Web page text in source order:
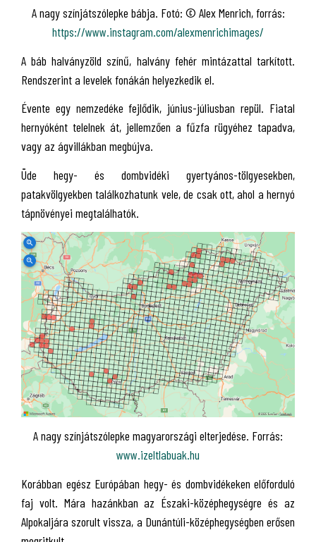
A nagy színjátszólepke bábja. Fotó: © Alex Menrich, forrás:
https://www.instagram.com/alexmenrichimages/
A báb halványzöld színű, halvány fehér mintázattal tarkított.
Rendszerint a levelek fonákán helyezkedik el.
Évente egy nemzedéke fejlődik, június-júliusban repül. Fiatal
hernyóként telelnek át, jellemzően a fűzfa rügyéhez tapadva,
vagy az ágvillákban megbújva.
Üde hegy- és dombvidéki gyertyános-tölgyesekben,
patakvölgyekben találkozhatunk vele, de csak ott, ahol a hernyó
tápnövényei megtalálhatók.
A nagy színjátszólepke magyarországi elterjedése. Forrás:
www.izeltlabuak.hu
Korábban egész Európában hegy- és dombvidékeken előforduló
faj volt. Mára hazánkban az Északi-középhegységre és az
Alpokaljára szorult vissza, a Dunántúli-középhegységben erősen